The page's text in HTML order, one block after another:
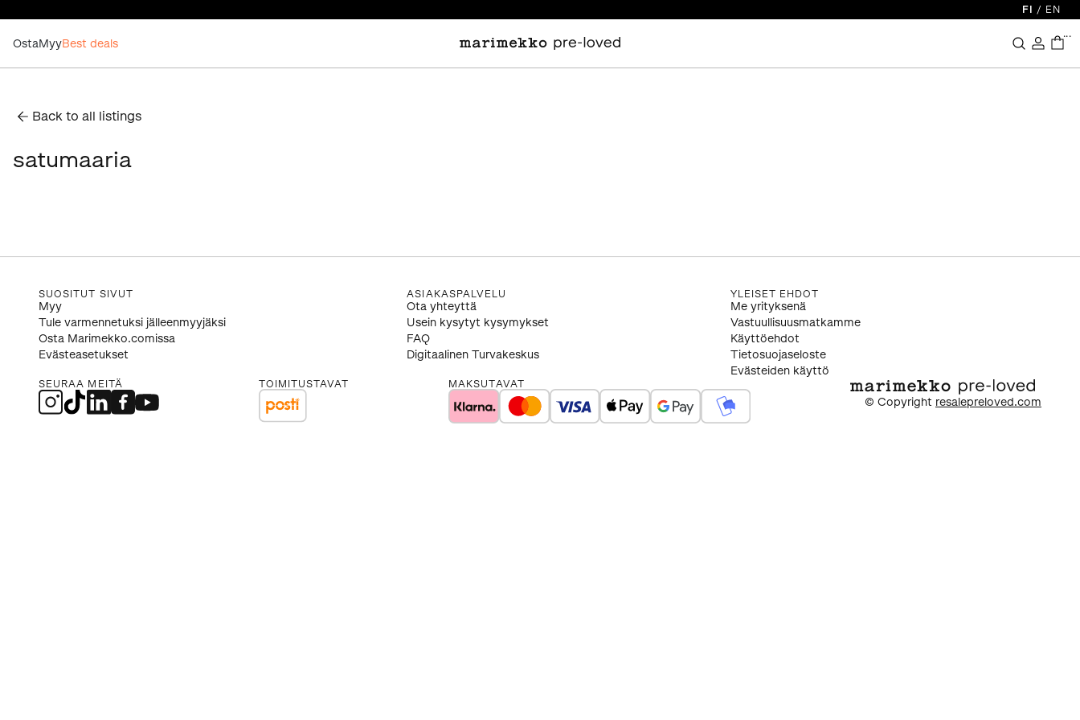
FI / EN
OstaMyyBest deals
...
Back to all listings
satumaaria
SUOSITUT SIVUT
Myy
Tule varmennetuksi jälleenmyyjäksi
Osta Marimekko.comissa
Evästeasetukset
ASIAKASPALVELU
Ota yhteyttä
Usein kysytyt kysymykset
FAQ
Digitaalinen Turvakeskus
YLEISET EHDOT
Me yrityksenä
Vastuullisuusmatkamme
Käyttöehdot
Tietosuojaseloste
Evästeiden käyttö
SEURAA MEITÄ TOIMITUSTAVAT MAKSUTAVAT
© Copyright resalepreloved.com